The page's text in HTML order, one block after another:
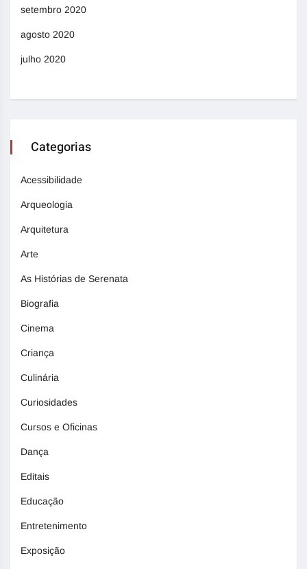
setembro 2020
agosto 2020
julho 2020
Categorias
Acessibilidade
Arqueologia
Arquitetura
Arte
As Histórias de Serenata
Biografia
Cinema
Criança
Culinária
Curiosidades
Cursos e Oficinas
Dança
Editais
Educação
Entretenimento
Exposição